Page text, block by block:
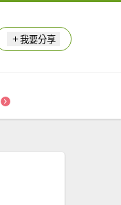
我要分享